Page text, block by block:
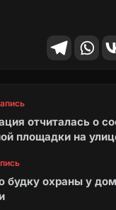
отчиталась о
площадки на
будку охраны у